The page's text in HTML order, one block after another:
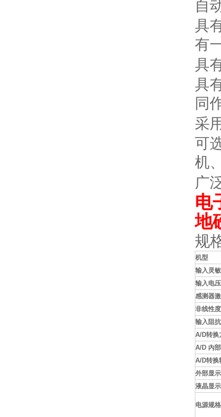
自
具
有
具
具
同
采
可
机
广
电
地
规
机型
输入灵
输入电
感测器
非线性度
输入阻抗
A/D转换
A/D 內
A/D转换
外部显
液晶显
电源规格